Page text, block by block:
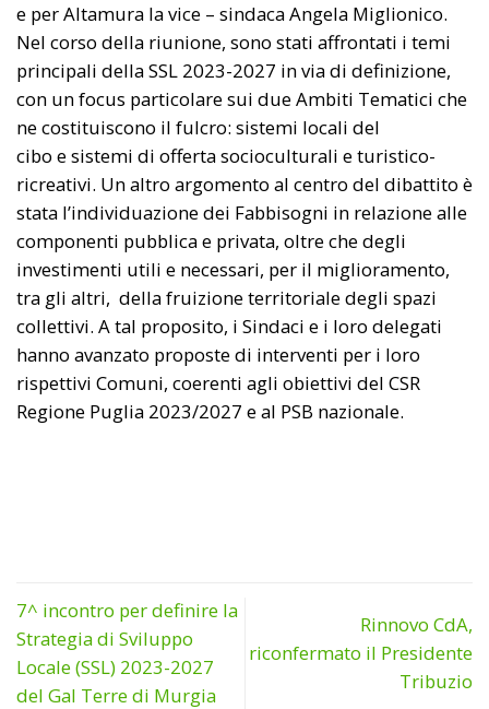
e per Altamura la vice – sindaca Angela Miglionico.
Nel corso della riunione, sono stati affrontati i temi
principali della SSL 2023-2027 in via di definizione,
con un focus particolare sui due Ambiti Tematici che
ne costituiscono il fulcro: sistemi locali del
cibo e sistemi di offerta socioculturali e turistico-
ricreativi. Un altro argomento al centro del dibattito è
stata l’individuazione dei Fabbisogni in relazione alle
componenti pubblica e privata, oltre che degli
investimenti utili e necessari, per il miglioramento,
tra gli altri, della fruizione territoriale degli spazi
collettivi. A tal proposito, i Sindaci e i loro delegati
hanno avanzato proposte di interventi per i loro
rispettivi Comuni, coerenti agli obiettivi del CSR
Regione Puglia 2023/2027 e al PSB nazionale.
7^ incontro per definire la
Strategia di Sviluppo
Locale (SSL) 2023-2027
del Gal Terre di Murgia
Rinnovo CdA,
riconfermato il Presidente
Tribuzio